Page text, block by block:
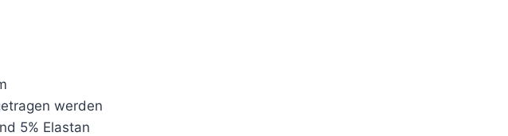
werden
5% Elastan